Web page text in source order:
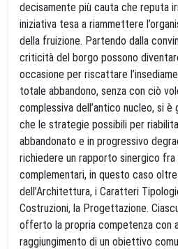
decisamente più cauta che reputa
iniziativa tesa a riammettere
della fruizione. Partendo dalla
criticità del borgo possono
occasione per riscattare
totale abbandono, senza con ciò
complessiva dell’antico nucleo, si è
che le strategie possibili per
abbandonato e in progressivo
richiedere un rapporto sinergico
complementari, in questo caso
dell’Architettura, i Caratteri
Costruzioni, la Progettazione.
offerto la propria competenza con
raggiungimento di un obiettivo